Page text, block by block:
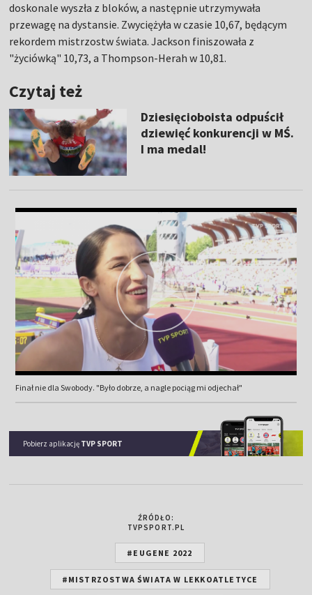
doskonale wyszła z bloków, a następnie utrzymywała
przewagę na dystansie. Zwyciężyła w czasie 10,67, będącym
rekordem mistrzostw świata. Jackson finiszowała z
"życiówką" 10,73, a Thompson-Herah w 10,81.
Czytaj też
Dziesięcioboista odpuścił
dziewięć konkurencji w MŚ.
I ma medal!
Finał nie dla Swobody. "Było dobrze, a nagle pociąg mi odjechał"
Pobierz aplikację TVP SPORT
ŹRÓDŁO:
TVPSPORT.PL
#EUGENE 2022
#MISTRZOSTWA ŚWIATA W LEKKOATLETYCE